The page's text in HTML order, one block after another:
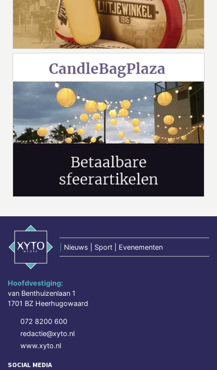
Nieuws | Sport | Evenementen
Hoofdvestiging:
van Benthuizenlaan 1
1701 BZ Heerhugowaard
072 8200 600
redactie@xyto.nl
www.xyto.nl
SOCIAL MEDIA